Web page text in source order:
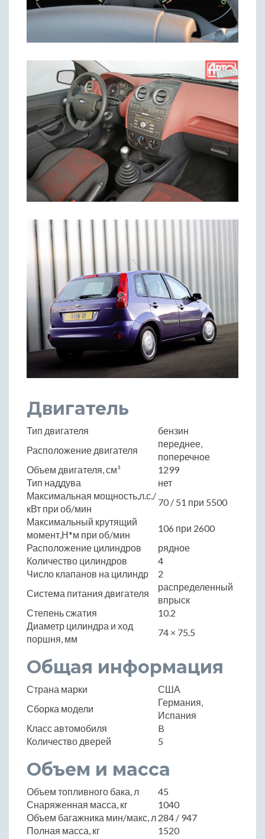
Двигатель
Тип двигателя
бензин
Расположение двигателя
переднее,
поперечное
Объем двигателя, см³
1299
Тип наддува
нет
Максимальная мощность,л.с./
кВт при об/мин
70 / 51 при 5500
Максимальный крутящий
момент,Н*м при об/мин
106 при 2600
Расположение цилиндров
рядное
Количество цилиндров
4
Число клапанов на цилиндр
2
Система питания двигателя
распределенный
впрыск
Степень сжатия
10.2
Диаметр цилиндра и ход
поршня, мм
74 × 75.5
Общая информация
Страна марки
США
Сборка модели
Германия,
Испания
Класс автомобиля
B
Количество дверей
5
Объем и масса
Объем топливного бака, л
45
Снаряженная масса, кг
1040
Объем багажника мин/макс, л 284 / 947
Полная масса, кг
1520